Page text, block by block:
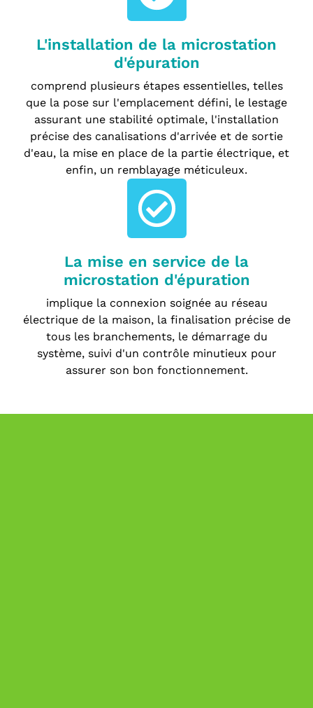
L'installation de la microstation
d'épuration
comprend plusieurs étapes essentielles, telles
que la pose sur l'emplacement défini, le lestage
assurant une stabilité optimale, l'installation
précise des canalisations d'arrivée et de sortie
d'eau, la mise en place de la partie électrique, et
enfin, un remblayage méticuleux.
La mise en service de la
microstation d'épuration
implique la connexion soignée au réseau
électrique de la maison, la finalisation précise de
tous les branchements, le démarrage du
système, suivi d'un contrôle minutieux pour
assurer son bon fonctionnement.